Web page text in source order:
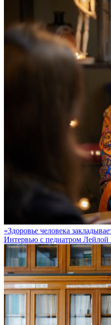
«Здоровье человека
Интервью с педиатром Лейлой